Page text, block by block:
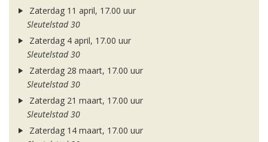
Zaterdag 11 april, 17.00 uur
Sleutelstad 30
Zaterdag 4 april, 17.00 uur
Sleutelstad 30
Zaterdag 28 maart, 17.00 uur
Sleutelstad 30
Zaterdag 21 maart, 17.00 uur
Sleutelstad 30
Zaterdag 14 maart, 17.00 uur